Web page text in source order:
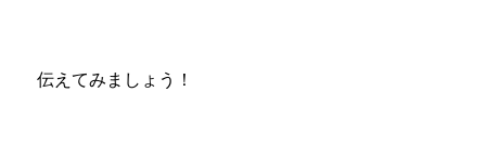
伝えてみましょう！